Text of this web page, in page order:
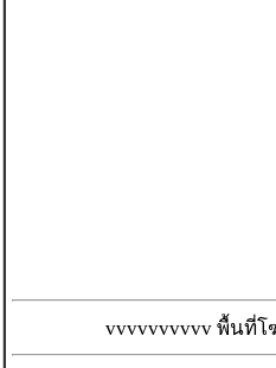
vvvvvvvvvv พื้นที่